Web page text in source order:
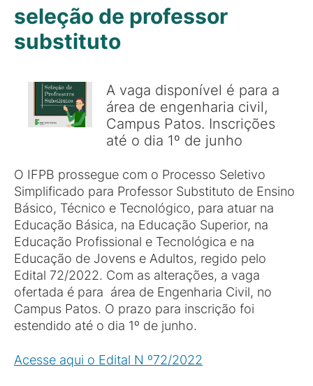
seleção de professor
substituto
A vaga disponível é para a
área de engenharia civil,
Campus Patos. Inscrições
até o dia 1º de junho
O IFPB prossegue com o Processo Seletivo
Simplificado para Professor Substituto de Ensino
Básico, Técnico e Tecnológico, para atuar na
Educação Básica, na Educação Superior, na
Educação Profissional e Tecnológica e na
Educação de Jovens e Adultos, regido pelo
Edital 72/2022. Com as alterações, a vaga
ofertada é para área de Engenharia Civil, no
Campus Patos. O prazo para inscrição foi
estendido até o dia 1º de junho.
Acesse aqui o Edital N º72/2022